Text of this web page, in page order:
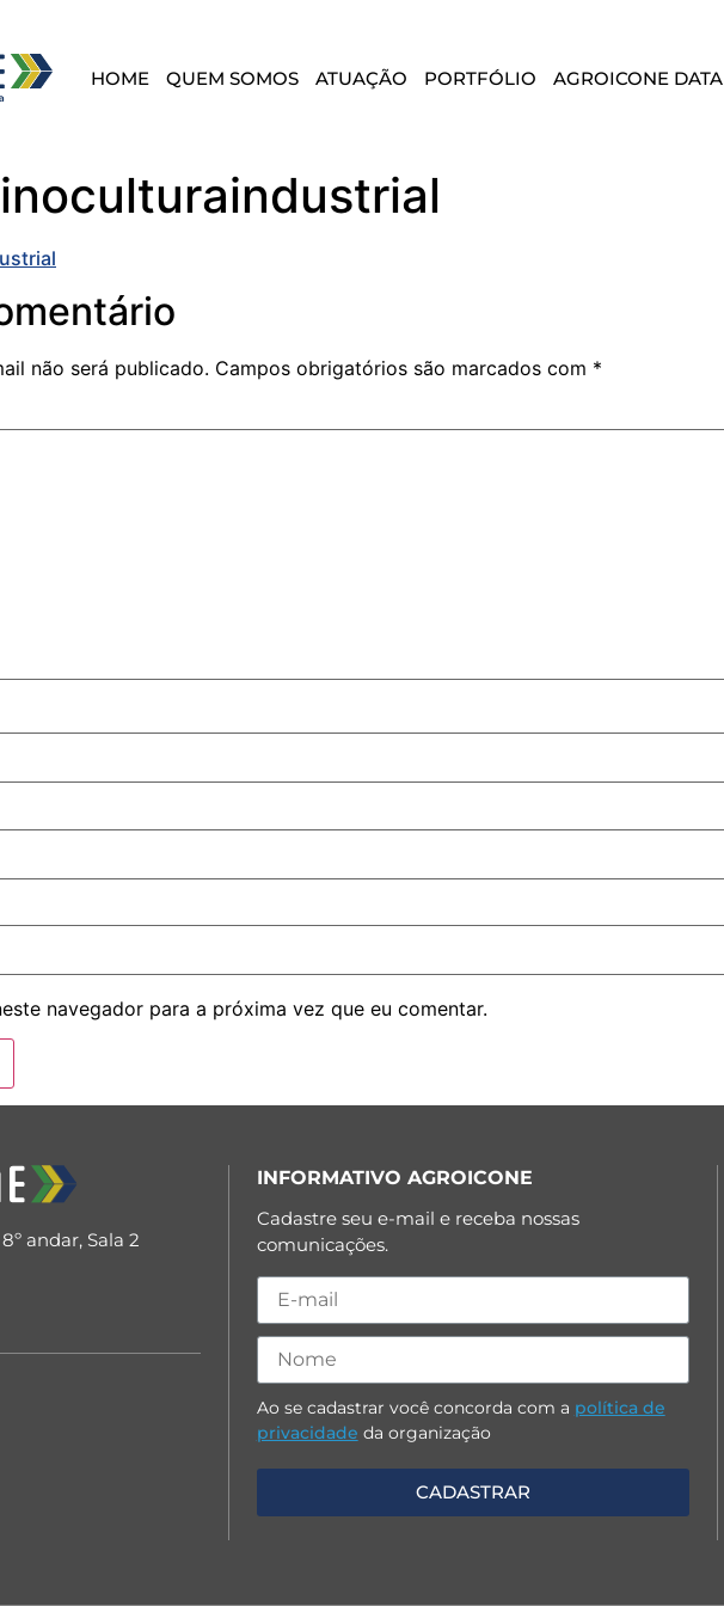
HOME QUEM SOMOS ATUAÇÃO PORTFÓLIO AGROICONE DATA
não será publicado. Campos obrigatórios são marcados com *
navegador para a próxima vez que eu comentar.
andar, Sala 2
INFORMATIVO AGROICONE
Cadastre seu e-mail e receba nossas
comunicações.
Ao se cadastrar você concorda com a política de
privacidade da organização